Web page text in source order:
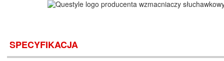
SPECYFIKACJA